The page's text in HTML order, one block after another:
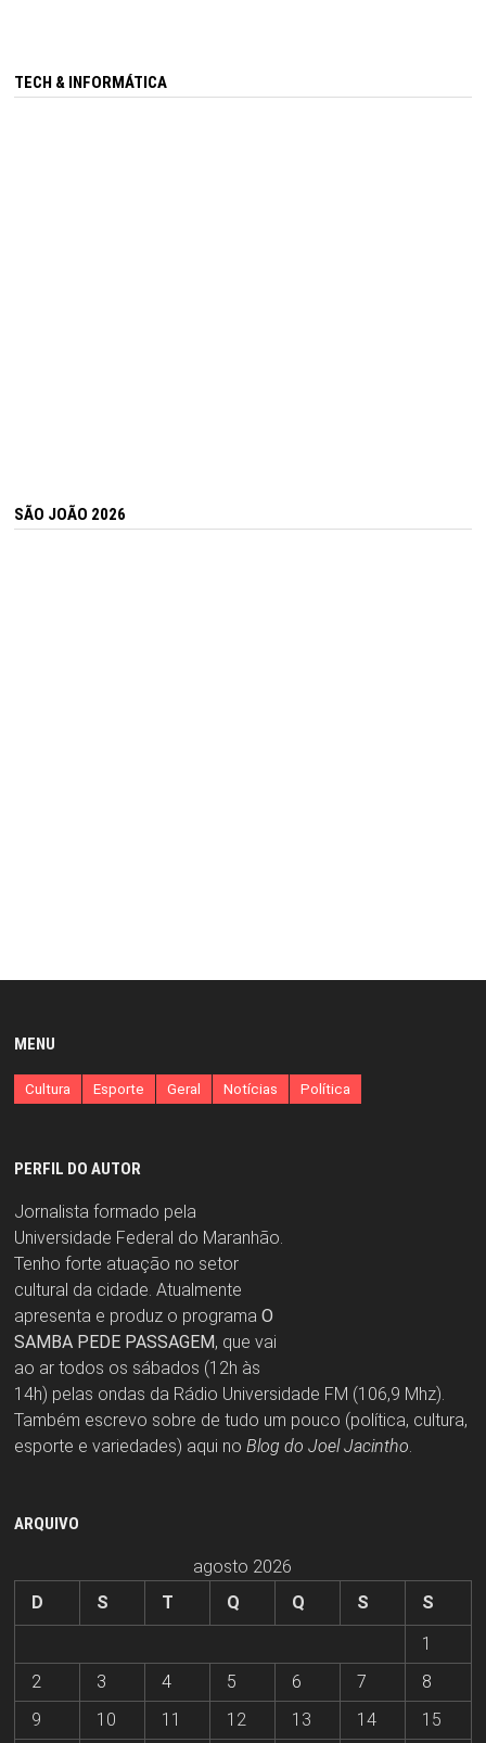
TECH & INFORMÁTICA
SÃO JOÃO 2026
MENU
Cultura Esporte Geral Notícias Política
PERFIL DO AUTOR
Jornalista formado pela
Universidade Federal do Maranhão.
Tenho forte atuação no setor
cultural da cidade. Atualmente
apresenta e produz o programa O
SAMBA PEDE PASSAGEM, que vai
ao ar todos os sábados (12h às
14h) pelas ondas da Rádio Universidade FM (106,9 Mhz).
Também escrevo sobre de tudo um pouco (política, cultura,
esporte e variedades) aqui no Blog do Joel Jacintho
ARQUIVO
agosto 2026
D
S T Q Q S
S
1
2
3 4 5 6 7
8
9
10 11 12 13 14 15